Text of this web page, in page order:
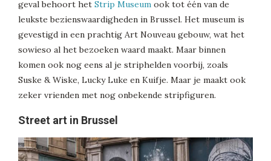
geval behoort het Strip Museum ook tot één van de
leukste bezienswaardigheden in Brussel. Het museum is
gevestigd in een prachtig Art Nouveau gebouw, wat het
sowieso al het bezoeken waard maakt. Maar binnen
komen ook nog eens al je striphelden voorbij, zoals
Suske & Wiske, Lucky Luke en Kuifje. Maar je maakt ook
zeker vrienden met nog onbekende stripfiguren.
Street art in Brussel